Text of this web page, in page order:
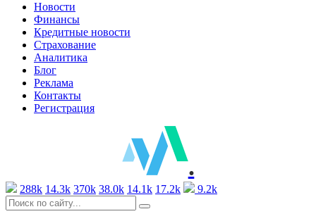
Новости
Финансы
Кредитные новости
Страхование
Аналитика
Блог
Реклама
Контакты
Регистрация
.
288k 14.3k 370k 38.0k 14.1k 17.2k 9.2k